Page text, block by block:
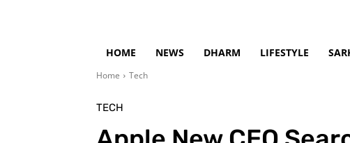
HOME NEWS DHARM LIFESTYLE
Home Tech
TECH